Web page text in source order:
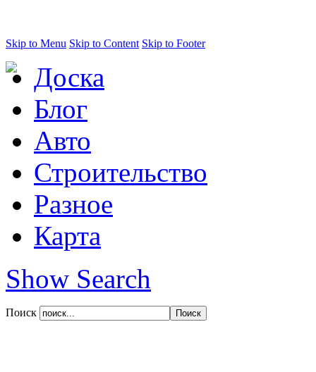
Skip to Menu Skip to Content Skip to Footer
Доска
Блог
Авто
Строительство
Разное
Карта
Show Search
Поиск